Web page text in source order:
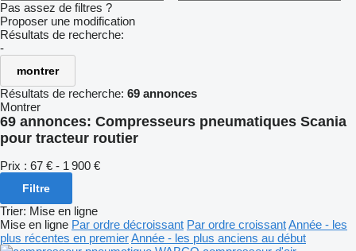
Pas assez de filtres ?
Proposer une modification
Résultats de recherche:
-
montrer
Résultats de recherche: 69 annonces
Montrer
69 annonces: Compresseurs pneumatiques Scania
pour tracteur routier
Prix : 67 € - 1 900 €
Filtre
Trier: Mise en ligne
Mise en ligne Par ordre décroissant Par ordre croissantAnnée - les
plus récentes en premierAnnée - les plus anciens au début